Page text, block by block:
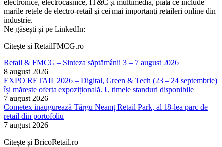
electronice, electrocasnice, IT&C şi multimedia, piaţă ce include
marile reţele de electro-retail şi cei mai importanţi retaileri online din
industrie.
Ne găsești și pe LinkedIn:
Citește și RetailFMCG.ro
Retail & FMCG – Sinteza săptămânii 3 – 7 august 2026
8 august 2026
EXPO RETAIL 2026 – Digital, Green & Tech (23 – 24 septembrie)
își mărește oferta expozițională. Ultimele standuri disponibile
7 august 2026
Cometex inaugurează Târgu Neamț Retail Park, al 18-lea parc de
retail din portofoliu
7 august 2026
Citește și BricoRetail.ro